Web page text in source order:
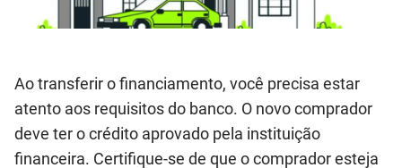
Ao transferir o financiamento, você precisa estar
atento aos requisitos do banco. O novo comprador
deve ter o crédito aprovado pela instituição
financeira. Certifique-se de que o comprador esteja